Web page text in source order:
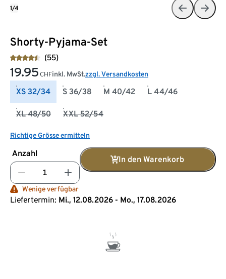
Shorty-Pyjama-Set
(55)
19.95 CHFinkl. MwSt.zzgl. Versandkosten
XS 32/34 S 36/38 M 40/42 L 44/46
XL 48/50 XXL 52/54
Richtige Grösse ermitteln
Anzahl
In den Warenkorb
Wenige verfügbar
Liefertermin: Mi., 12.08.2026 - Mo., 17.08.2026
1/4